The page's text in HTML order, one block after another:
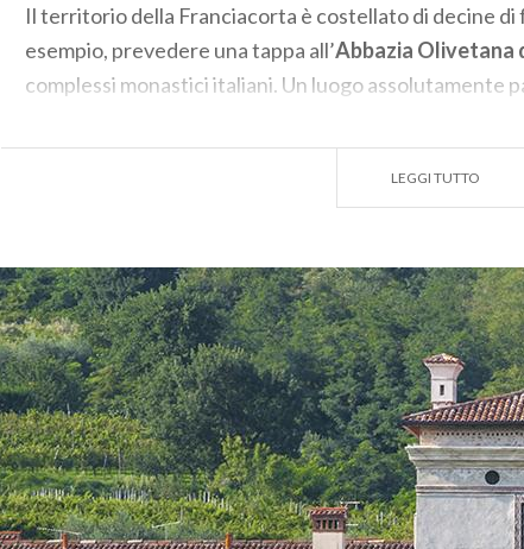
Il territorio della Franciacorta è costellato di decine
esempio, prevedere una tappa all’Abbazia Olivetana
complessi monastici italiani. Un luogo assolutamente
circondati da campi coltivati. Gli amanti della natura e
commerciale situato a Rodengo Saiano, con oltre 160
accessori e design a prezzi d’occasione.
LEGGI TUTTO